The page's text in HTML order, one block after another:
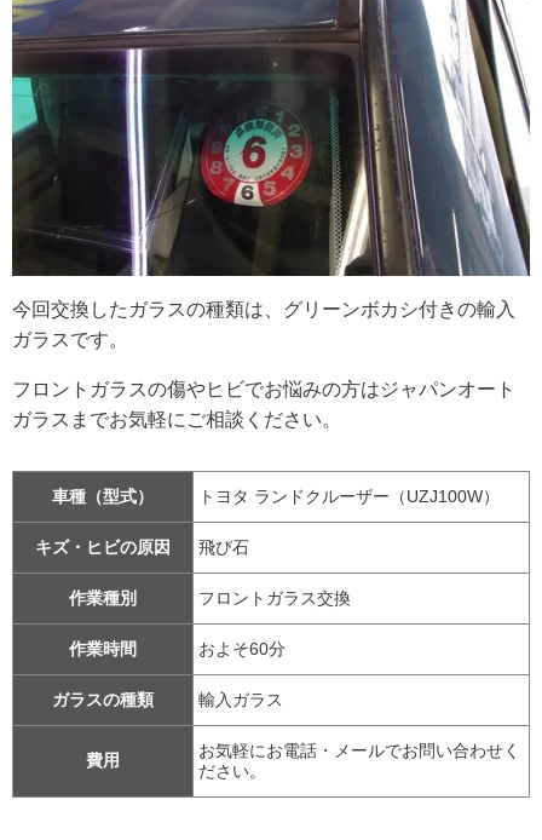
今回交換したガラスの種類は、グリーンボカシ付きの輸入
ガラスです。
フロントガラスの傷やヒビでお悩みの方はジャパンオート
ガラスまでお気軽にご相談ください。
車種（型式） トヨタ ランドクルーザー（UZJ100W）
キズ・ヒビの原因 飛び石
作業種別 フロントガラス交換
作業時間 およそ60分
ガラスの種類 輸入ガラス
費用
お気軽にお電話・メールでお問い合わせく
ださい。